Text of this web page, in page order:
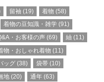
留袖 (19) 着物 (58)
着物の豆知識・雑学(91)
・お客様の声(69) 紬 (11)
物・おしゃれ着物 (11)
ッグ(38) 袋帯(10)
地(20) 通年(63)